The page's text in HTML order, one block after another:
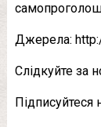
Джерела:
Слідкуйте за
Підписуйтеся